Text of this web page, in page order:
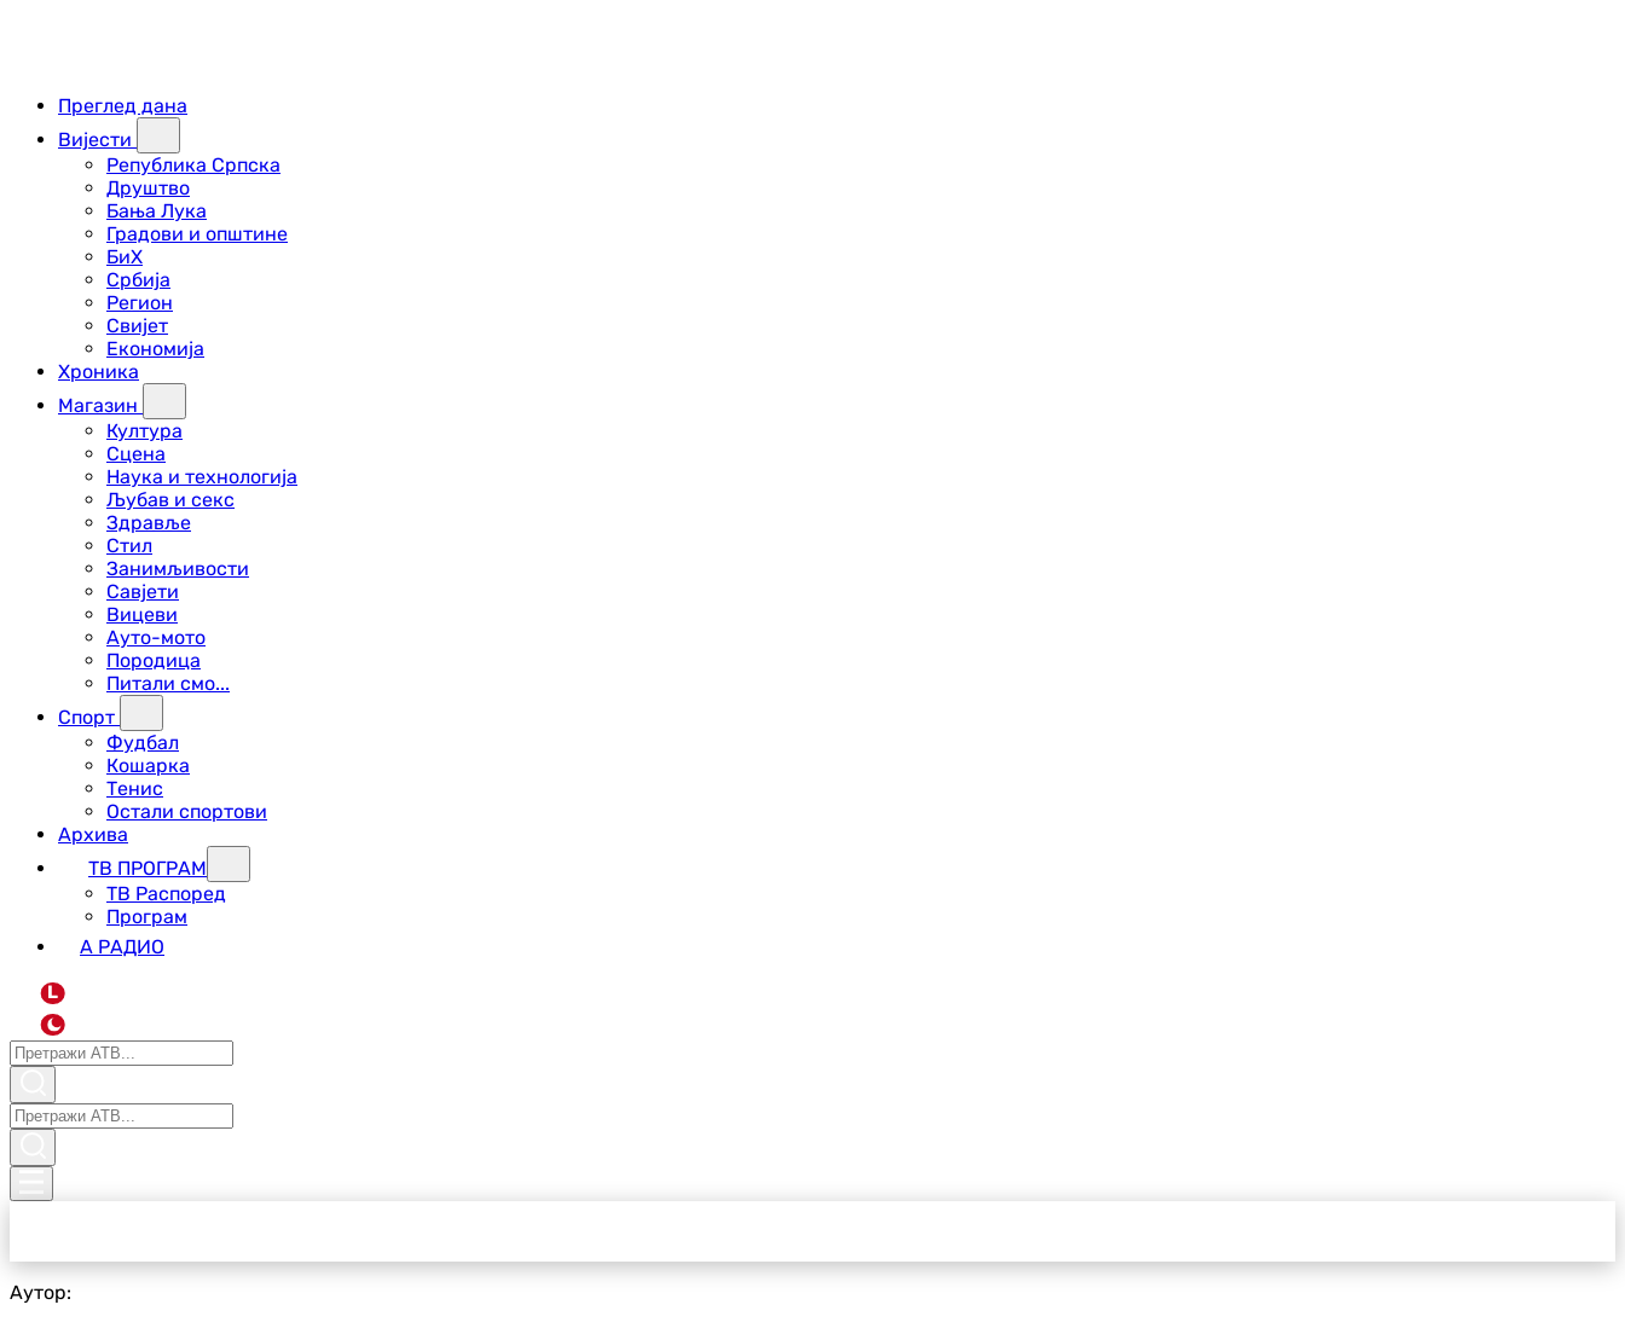
Преглед дана
Вијести
Република Српска
Друштво
Бања Лука
Градови и општине
БиХ
Србија
Регион
Свијет
Економија
Хроника
Магазин
Култура
Сцена
Наука и технологија
Љубав и секс
Здравље
Стил
Занимљивости
Савјети
Вицеви
Ауто-мото
Породица
Питали смо...
Спорт
Фудбал
Кошарка
Тенис
Остали спортови
Архива
ТВ ПРОГРАМ
ТВ Распоред
Програм
А РАДИО
L
Аутор: